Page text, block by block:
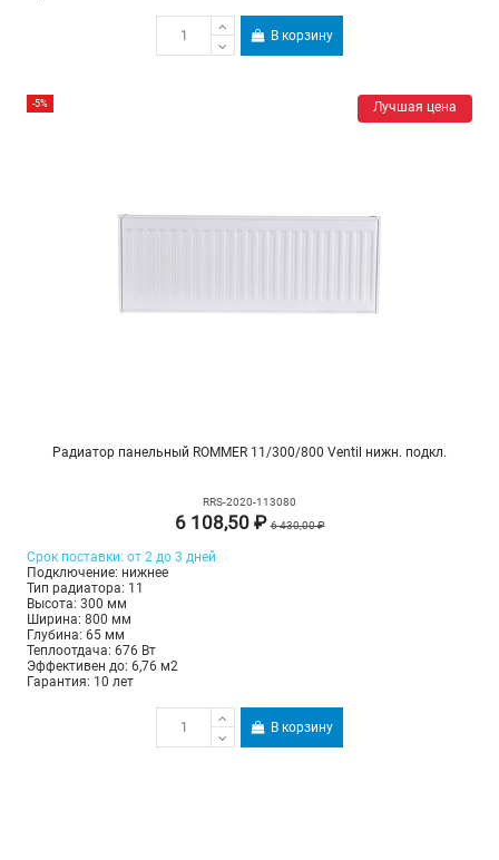
В корзину
Лучшая цена
-5%
Радиатор панельный ROMMER 11/300/800 Ventil нижн. подкл.
RRS-2020-113080
6 108,50 ₽6 430,00 ₽
Срок поставки: от 2 до 3 дней
Подключение: нижнее
Тип радиатора: 11
Высота: 300 мм
Ширина: 800 мм
Глубина: 65 мм
Теплоотдача: 676 Вт
Эффективен до: 6,76 м2
Гарантия: 10 лет
В корзину